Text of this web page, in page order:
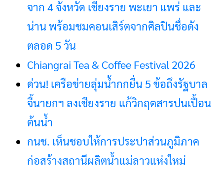
จาก 4 จังหวัด เชียงราย พะเยา แพร่ และ
น่าน พร้อมชมคอนเสิร์ตจากศิลปินชื่อดัง
ตลอด 5 วัน
Chiangrai Tea & Coffee Festival 2026
ด่วน! เครือข่ายลุ่มน้ำกกยื่น 5 ข้อถึงรัฐบาล
จี้นายกฯ ลงเชียงราย แก้วิกฤตสารปนเปื้อน
ต้นน้ำ
กนช. เห็นชอบให้การประปาส่วนภูมิภาค
ก่อสร้างสถานีผลิตน้ำแม่ลาวแห่งใหม่